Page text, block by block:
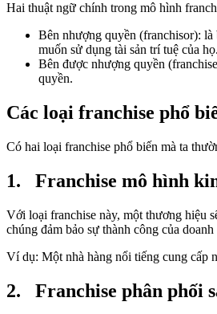
Hai thuật ngữ chính trong mô hình
Bên nhượng quyền (franchisor):
muốn sử dụng tài sản trí tuệ của họ.
Bên được nhượng quyền
quyền.
Các loại franchise phổ
Có hai loại franchise phổ biến mà ta
1. Franchise mô hình
Với loại franchise này, một thương hiệu
chúng đảm bảo sự thành công của
Ví dụ: Một nhà hàng nổi tiếng cung cấp
2. Franchise phân phối